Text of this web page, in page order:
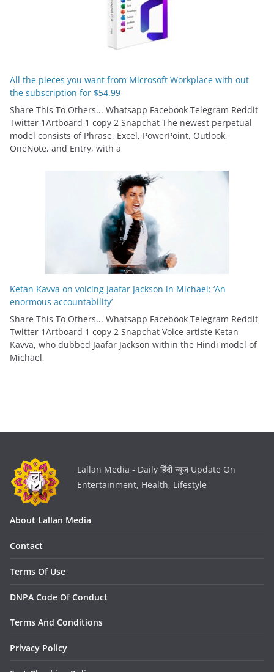
All the pieces you want from Microsoft Workplace with out
the subscription for $54.99
Share This To Others... Whatsapp Facebook Telegram Reddit
Twitter 1Artboard 1 copy 2 Snapchat The newest perpetual
model consists of Phrase, Excel, PowerPoint, Outlook,
OneNote, and Entry, with a
Ketan Kavva on voicing Jaafar Jackson in Michael: ‘An
enormous accountability’
Share This To Others... Whatsapp Facebook Telegram Reddit
Twitter 1Artboard 1 copy 2 Snapchat Voice artiste Ketan
Kavva, who dubbed Jaafar Jackson within the Hindi model of
Michael,
Lallan Media - Daily हिंदी न्यूज़ Update On
Entertainment, Health, Lifestyle
About Lallan Media
Contact
Terms Of Use
DNPA Code Of Conduct
Terms And Conditions
Privacy Policy